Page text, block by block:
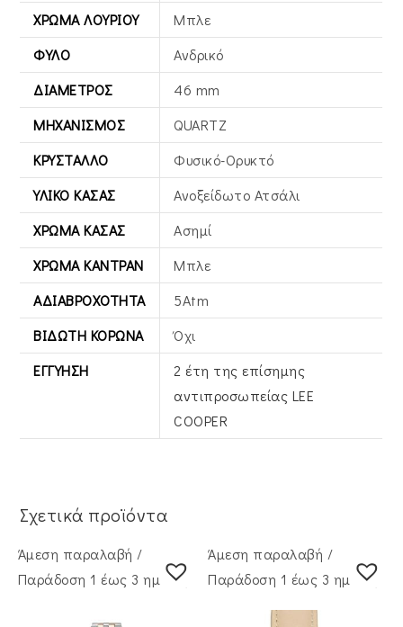
ΧΡΏΜΑ ΛΟΥΡΙΟΎ
Μπλε
ΦΎΛΟ
Ανδρικό
ΔΙΆΜΕΤΡΟΣ
46 mm
ΜΗΧΑΝΙΣΜΌΣ
QUARTZ
ΚΡΎΣΤΑΛΛΟ
Φυσικό-Ορυκτό
ΥΛΙΚΌ ΚΆΣΑΣ
Ανοξείδωτο Ατσάλι
ΧΡΏΜΑ ΚΆΣΑΣ
Ασημί
ΧΡΏΜΑ ΚΑΝΤΡΆΝ
Μπλε
ΑΔΙΑΒΡΟΧΌΤΗΤΑ
5Atm
ΒΙΔΩΤΉ ΚΟΡΏΝΑ
Όχι
ΕΓΓΎΗΣΗ
2 έτη της επίσημης
αντιπροσωπείας LEE
COOPER
Σχετικά προϊόντα
Άμεση παραλαβή /
Παράδoση 1 έως 3 ημέρες
Άμεση παραλαβή /
Παράδoση 1 έως 3 ημέρες